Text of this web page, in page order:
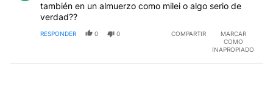
también en un almuerzo como milei o algo serio de
verdad??
RESPONDER 0 0 COMPARTIR
MARCAR
COMO
INAPROPIADO